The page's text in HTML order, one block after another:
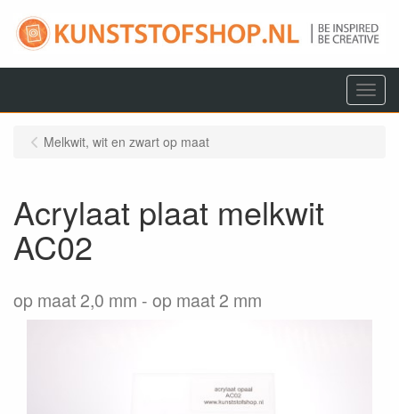
Menu
Melkwit, wit en zwart op maat
Acrylaat plaat melkwit
AC02
op maat 2,0 mm op maat 2 mm